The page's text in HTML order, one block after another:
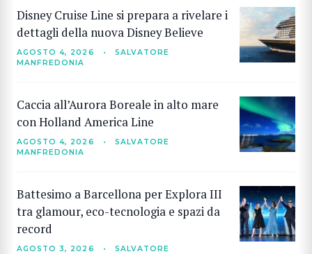
Disney Cruise Line si prepara a rivelare i
dettagli della nuova Disney Believe
AGOSTO 4, 2026 •
SALVATORE
MANFREDONIA
Caccia all’Aurora Boreale in alto mare
con Holland America Line
AGOSTO 4, 2026 •
SALVATORE
MANFREDONIA
Battesimo a Barcellona per Explora III
tra glamour, eco-tecnologia e spazi da
record
AGOSTO 3, 2026 •
SALVATORE